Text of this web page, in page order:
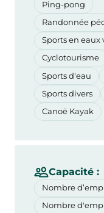
Ping-pong
Randonnée
Sports en eaux
Cyclotourisme
Sports d'eau
Sports divers
Canoë Kayak
Capacité :
Nombre
Nombre